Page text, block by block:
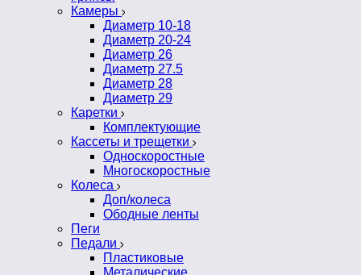
Камеры
Диаметр 10-18
Диаметр 20-24
Диаметр 26
Диаметр 27.5
Диаметр 28
Диаметр 29
Каретки
Комплектующие
Кассеты и трещетки
Односкоростные
Многоскоростные
Колеса
Доп/колеса
Ободные ленты
Пеги
Педали
Пластиковые